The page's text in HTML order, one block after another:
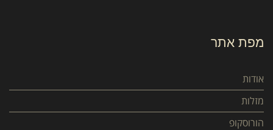
מפת אתר
אודות
מזלות
הורוסקופ